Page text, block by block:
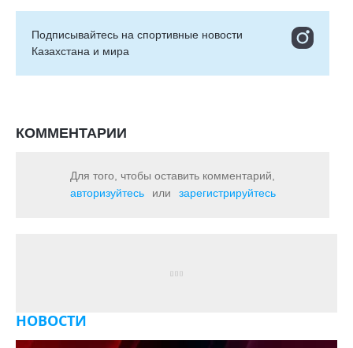
Подписывайтесь на cпортивные новости
Казахстана и мира
КОММЕНТАРИИ
Для того, чтобы оставить комментарий,
авторизуйтесь
или зарегистрируйтесь
НОВОСТИ